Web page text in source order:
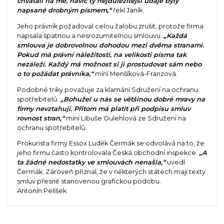
napsané drobným písmem,“řekl Janík.
Jeho právník požadoval celou žalobu zrušit, protože firma
napsala špatnou a nesrozumitelnou smlouvu. „Každá
smlouva je dobrovolnou dohodou mezi dvěma stranami.
Pokud má právní náležitosti, na velikosti písma tak
nezáleží. Každý má možnost si ji prostudovat sám nebo
o to požádat právníka,“míní Menšíková-Franzová.
Podobné triky považuje za klamání Sdružení na ochranu
spotřebitelů. „Bohužel u nás se většinou dobré mravy na
firmy nevztahují. Přitom má platit při podpisu smluv
rovnost stran,“míní Libuše Oulehlová ze Sdružení na
ochranu spotřebitelů.
Prokurista firmy Essox Luděk Čermák se odvolává na to, že
jeho firmu často kontrolovala Česká obchodní inspekce. „A
ta žádné nedostatky ve smlouvách nenašla,“uvedl
Čermák. Zároveň přiznal, že v některých státech mají texty
smluv přesně stanovenou grafickou podobu.
Antonín Pelíšek